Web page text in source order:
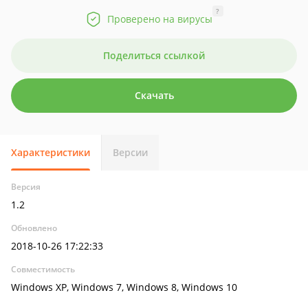
Проверено на вирусы
?
Поделиться ссылкой
Скачать
Характеристики Версии
Версия
1.2
Обновлено
2018-10-26 17:22:33
Совместимость
Windows XP, Windows 7, Windows 8, Windows 10